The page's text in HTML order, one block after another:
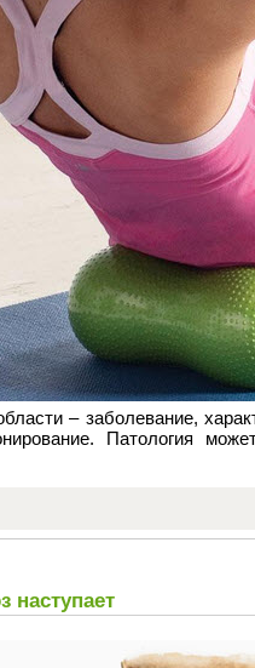
– заболевание,
Патология
наступает